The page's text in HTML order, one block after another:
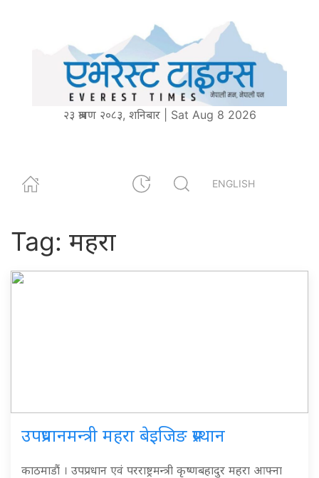
२३ श्रावण २०८३, शनिबार | Sat Aug 8 2026
ENGLISH
Tag: महरा
उपप्रधानमन्त्री महरा बेइजिङ प्रस्थान
काठमाडौं । उपप्रधान एवं परराष्ट्रमन्त्री कृष्णबहादुर महरा आफ्ना